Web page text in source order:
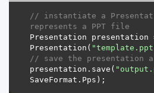
// instantiate a
represents a PPT file
Presentation presentation
Presentation(
// save the presentation
presentation.save(